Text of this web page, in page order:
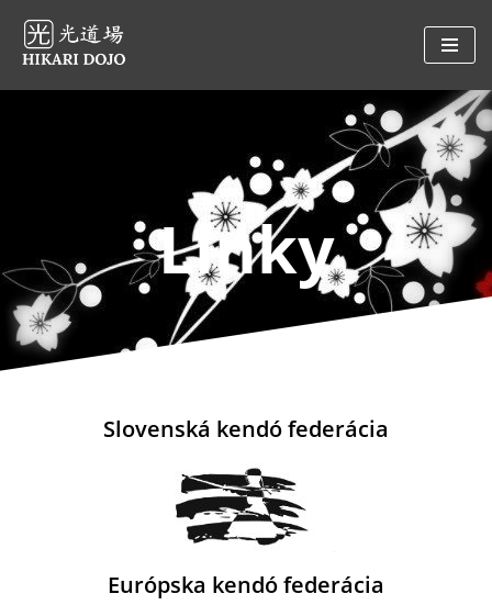
Preskočiť
na
Linky
Slovenská kendó federácia
Európska kendó federácia